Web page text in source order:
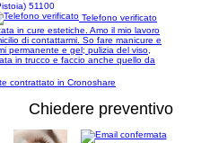
51100
Telefono verificato
in cure estetiche. Amo il mio lavoro
di contattarmi. So fare manicure e
permanente e gel; pulizia del viso,
in trucco e faccio anche quello da
contrattato in Cronoshare
Chiedere preventivo